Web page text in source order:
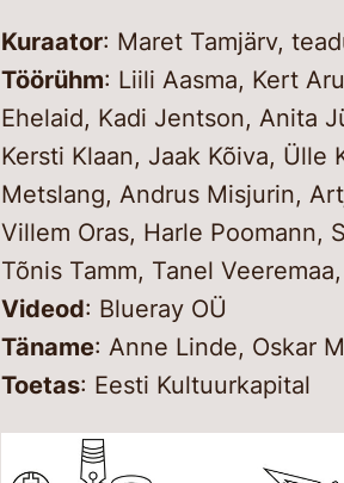
Kuraator: Maret Tamjärv,
Töörühm: Liili Aasma, Kert
Ehelaid, Kadi Jentson, Anita
Kersti Klaan, Jaak Kõiva, Ülle
Metslang, Andrus Misjurin,
Villem Oras, Harle Poomann,
Tõnis Tamm, Tanel
Videod: Blueray OÜ
Täname: Anne Linde, Oskar
Toetas: Eesti Kultuurkapital